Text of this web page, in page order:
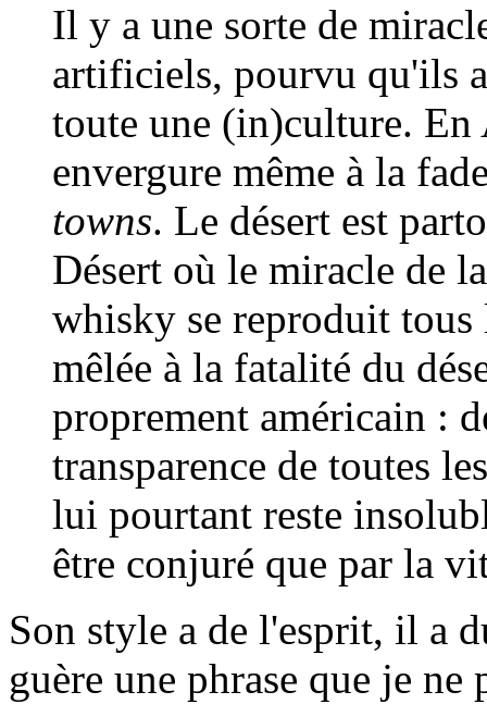
Il y a une sorte de
artificiels, pourvu qu'ils
toute une (in)culture. En
envergure même à la
towns. Le désert est
Désert où le miracle de
whisky se reproduit
mêlée à la fatalité du
proprement américain :
transparence de toutes
lui pourtant reste
être conjuré que par la
Son style a de l'esprit, il a
guère une phrase que je ne